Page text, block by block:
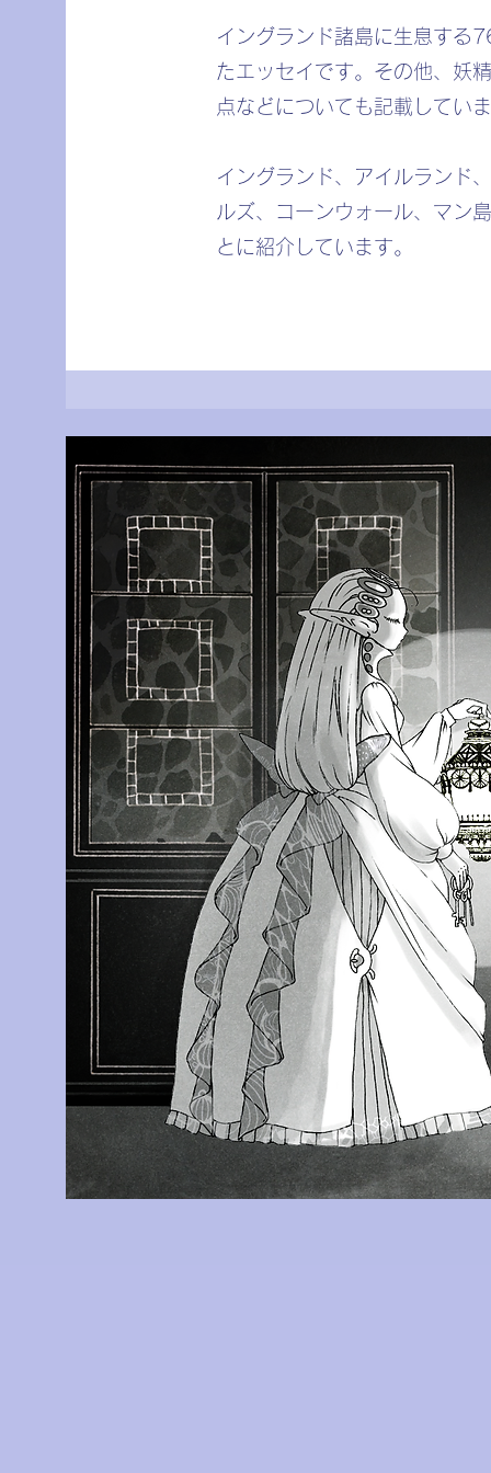
イングランド諸島に生息する
たエッセイです。その他、妖
点などについても記載してい
イングランド、アイルランド
ルズ、コーンウォール、マン
とに紹介しています。